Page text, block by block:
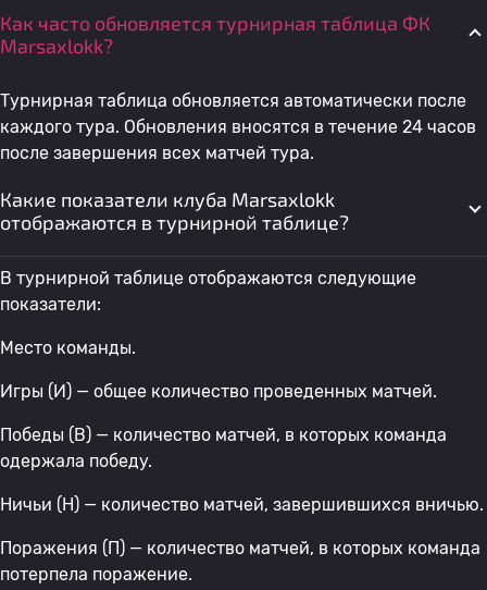
Как часто обновляется турнирная таблица ФК
Marsaxlokk?
Турнирная таблица обновляется автоматически после
каждого тура. Обновления вносятся в течение 24 часов
после завершения всех матчей тура.
Какие показатели клуба Marsaxlokk
отображаются в турнирной таблице?
В турнирной таблице отображаются следующие
показатели:
Место команды.
Игры (И) — общее количество проведенных матчей.
Победы (В) — количество матчей, в которых команда
одержала победу.
Ничьи (Н) — количество матчей, завершившихся вничью.
Поражения (П) — количество матчей, в которых команда
потерпела поражение.